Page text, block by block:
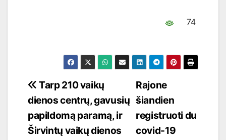
74
Navigacija
tarp
įrašų
Rajone
šiandien
registruoti du
covid-19
Tarp 210 vaikų
dienos centrų, gavusių
papildomą paramą, ir
Širvintų vaikų dienos